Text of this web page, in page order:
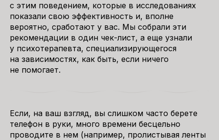
с этим поведением, которые в исследованиях
показали свою эффективность и, вполне
вероятно, сработают у вас. Мы собрали эти
рекомендации в один чек-лист, а еще узнали
у психотерапевта, специализирующегося
на зависимостях, как быть, если ничего
не помогает.
Если, на ваш взгляд, вы слишком часто берете
телефон в руки, много времени бесцельно
проводите в нем (например, пролистывая ленты